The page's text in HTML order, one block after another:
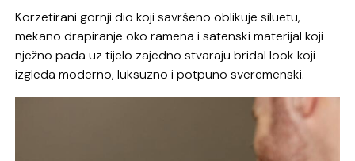
Korzetirani gornji dio koji savršeno oblikuje siluetu,
mekano drapiranje oko ramena i satenski materijal koji
nježno pada uz tijelo zajedno stvaraju bridal look koji
izgleda moderno, luksuzno i potpuno sveremenski.